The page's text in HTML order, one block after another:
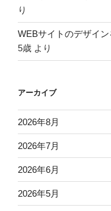
り
WEBサイトのデザイ
5歳 より
アーカイブ
2026年8月
2026年7月
2026年6月
2026年5月